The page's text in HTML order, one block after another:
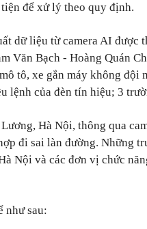
để xử lý theo quy định.
dữ liệu từ camera AI được
Văn Bạch - Hoàng Quán
tô, xe gắn máy không đội
lệnh của đèn tín hiệu; 3
Hà Nội, thông qua
đi sai làn đường. Những
Nội và các đơn vị chức
như sau: